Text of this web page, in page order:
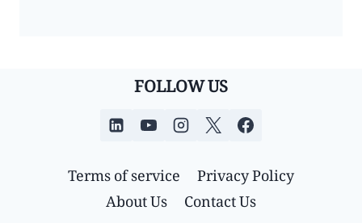
FOLLOW US
Privacy Policy
Terms of service
Contact Us
About Us